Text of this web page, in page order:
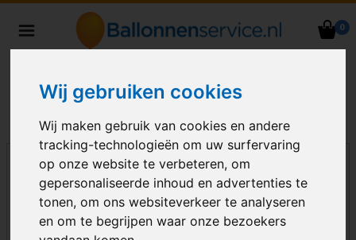
Wij gebruiken cookies
Wij maken gebruik van cookies en andere
tracking-technologieën om uw surfervaring
op onze website te verbeteren, om
gepersonaliseerde inhoud en advertenties te
tonen, om ons websiteverkeer te analyseren
en om te begrijpen waar onze bezoekers
0
Nederland